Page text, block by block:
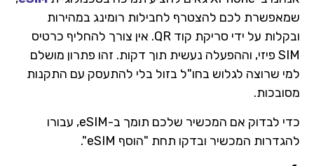
שמאפשרת לכם להצטרף לחבילות רומינג במהירות
ובקלות על ידי סריקת קוד QR. אין צורך להחליף כרטיס
SIM פיזי, וההפעלה נעשית תוך דקות. זהו פתרון מושלם
למי שרוצה לגלוש בחו"ל בזול בלי להתעסק עם התקנות
מסובכות.
כדי לבדוק אם המכשיר שלכם תומך ב-eSIM, עבורו
להגדרות המכשיר ובדקו תחת "הוסף eSIM".